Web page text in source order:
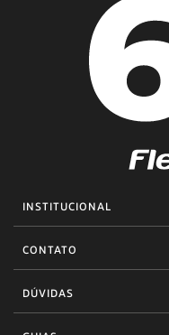
INSTITUCIONAL
CONTATO
DÚVIDAS